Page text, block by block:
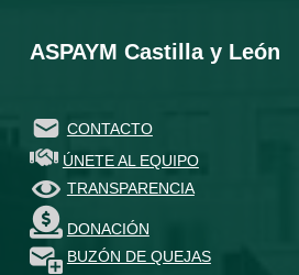
ASPAYM Castilla y León
CONTACTO
ÚNETE AL EQUIPO
TRANSPARENCIA
DONACIÓN
BUZÓN DE QUEJAS